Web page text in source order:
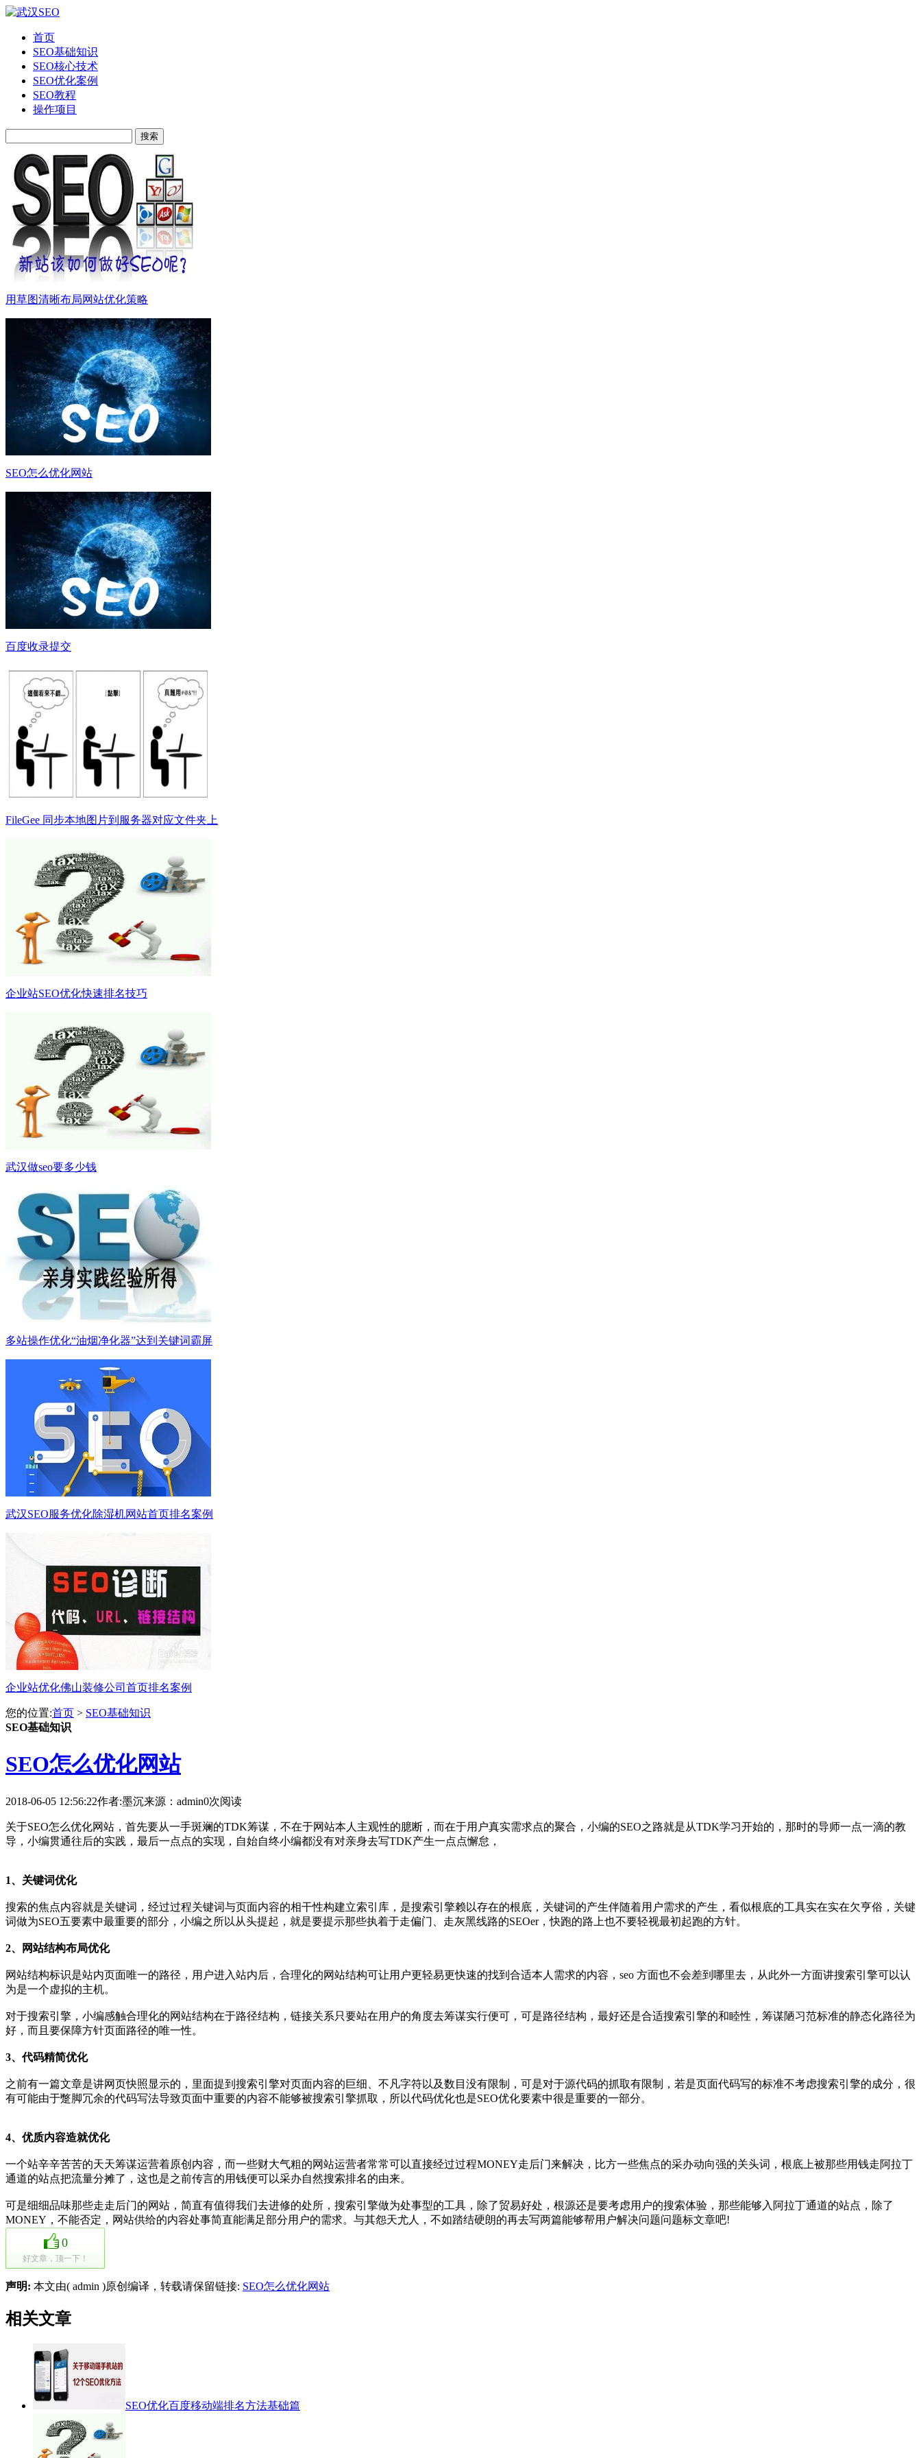
首页
SEO基础知识
SEO核心技术
SEO优化案例
SEO教程
操作项目
搜索
用草图清晰布局网站优化策略
SEO怎么优化网站
百度收录提交
FileGee 同步本地图片到服务器对应文件夹上
企业站SEO优化快速排名技巧
武汉做seo要多少钱
多站操作优化“油烟净化器”达到关键词霸屏
武汉SEO服务优化除湿机网站首页排名案例
企业站优化佛山装修公司首页排名案例
您的位置:首页 > SEO基础知识
SEO基础知识
SEO怎么优化网站
2018-06-05 12:56:22作者:墨沉来源：admin0次阅读
关于SEO怎么优化网站，首先要从一手斑斓的TDK筹谋，不在于网站本人主观性的臆断，而在于用户真实需求点的聚合，小编的SEO之路就是从TDK学习开始的，那时的导师一点一滴的教
导，小编贯通往后的实践，最后一点点的实现，自始自终小编都没有对亲身去写TDK产生一点点懈怠，
1、关键词优化
搜索的焦点内容就是关键词，经过过程关键词与页面内容的相干性构建立索引库，是搜索引擎赖以存在的根底，关键词的产生伴随着用户需求的产生，看似根底的工具实在实在欠亨俗，关键
词做为SEO五要素中最重要的部分，小编之所以从头提起，就是要提示那些执着于走偏门、走灰黑线路的SEOer，快跑的路上也不要轻视最初起跑的方针。
2、网站结构布局优化
网站结构标识是站内页面唯一的路径，用户进入站内后，合理化的网站结构可让用户更轻易更快速的找到合适本人需求的内容，seo 方面也不会差到哪里去，从此外一方面讲搜索引擎可以认
为是一个虚拟的主机。
对于搜索引擎，小编感触合理化的网站结构在于路径结构，链接关系只要站在用户的角度去筹谋实行便可，可是路径结构，最好还是合适搜索引擎的和睦性，筹谋陋习范标准的静态化路径为
好，而且要保障方针页面路径的唯一性。
3、代码精简优化
之前有一篇文章是讲网页快照显示的，里面提到搜索引擎对页面内容的巨细、不凡字符以及数目没有限制，可是对于源代码的抓取有限制，若是页面代码写的标准不考虑搜索引擎的成分，很
有可能由于蹩脚冗余的代码写法导致页面中重要的内容不能够被搜索引擎抓取，所以代码优化也是SEO优化要素中很是重要的一部分。
4、优质内容造就优化
一个站辛辛苦苦的天天筹谋运营着原创内容，而一些财大气粗的网站运营者常常可以直接经过过程MONEY走后门来解决，比方一些焦点的采办动向强的关头词，根底上被那些用钱走阿拉丁
通道的站点把流量分摊了，这也是之前传言的用钱便可以采办自然搜索排名的由来。
可是细细品味那些走走后门的网站，简直有值得我们去进修的处所，搜索引擎做为处事型的工具，除了贸易好处，根源还是要考虑用户的搜索体验，那些能够入阿拉丁通道的站点，除了
MONEY，不能否定，网站供给的内容处事简直能满足部分用户的需求。与其怨天尤人，不如踏结硬朗的再去写两篇能够帮用户解决问题问题标文章吧!
0
好文章，顶一下！
声明: 本文由( admin )原创编译，转载请保留链接: SEO怎么优化网站
相关文章
SEO优化百度移动端排名方法基础篇